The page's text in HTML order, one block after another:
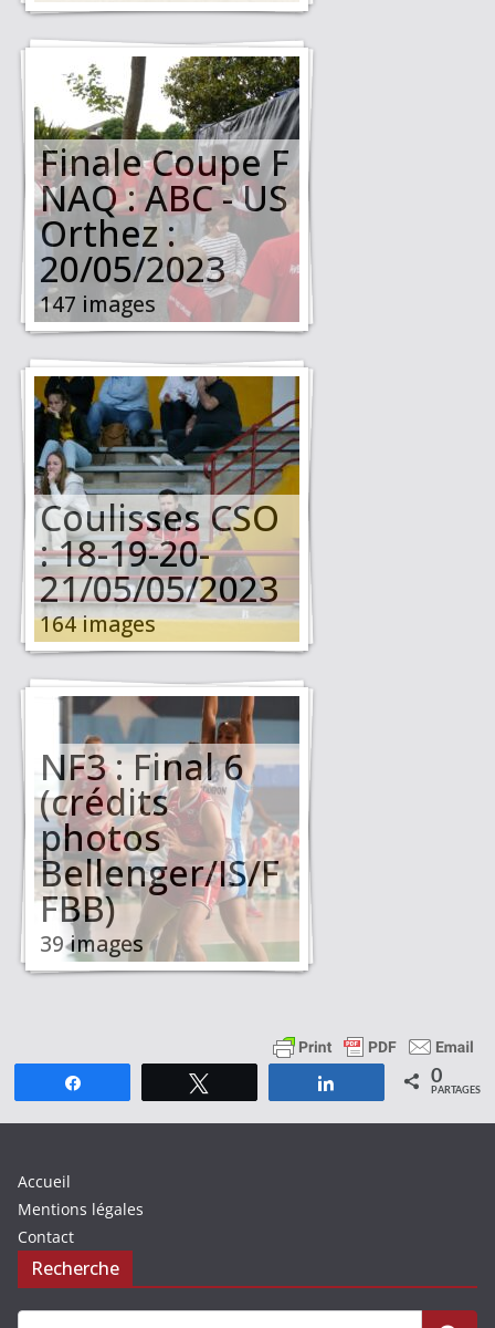
Finale Coupe F
NAQ : ABC - US
Orthez :
20/05/2023
147 images
Coulisses CSO
: 18-19-20-
21/05/05/2023
164 images
NF3 : Final 6
(crédits
photos
Bellenger/IS/F
FBB)
39 images
Partagez 0
PARTAGES
Accueil
Mentions légales
Contact
Recherche